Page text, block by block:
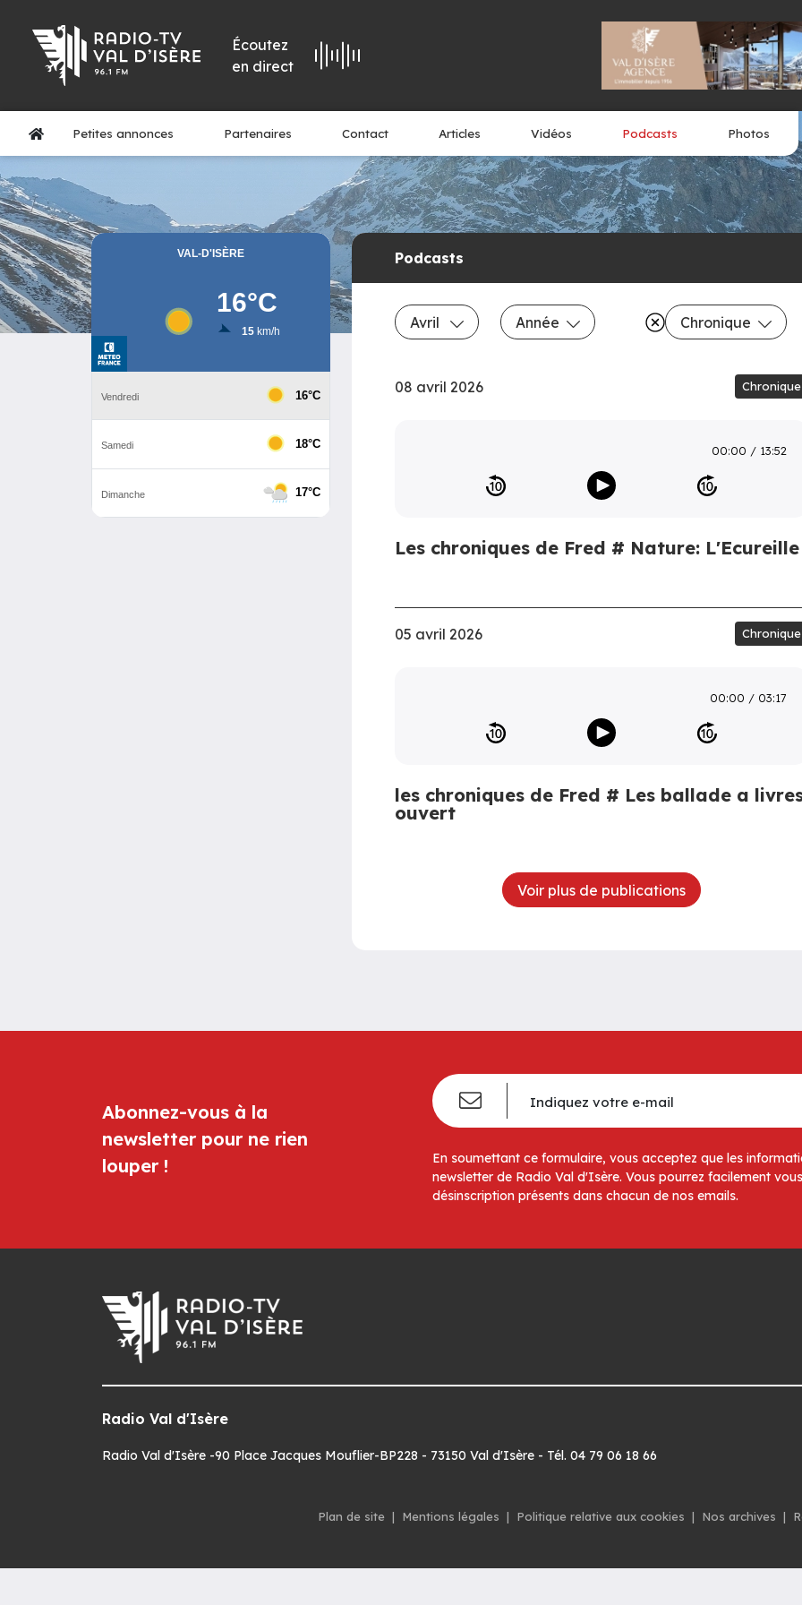
Écoutez
en direct
Petites annonces Partenaires Contact Articles Vidéos Podcasts Photos
Podcasts
Avril Année Chronique
08 avril 2026 Chronique
00:00 13:52
Les chroniques de Fred # Nature: L'Ecureille
05 avril 2026 Chronique
00:00 03:17
les chroniques de Fred # Les ballade a
ouvert
Voir plus de publications
Abonnez-vous à la
newsletter pour ne rien
louper !
En soumettant ce formulaire, vous acceptez que les
newsletter de Radio Val d'Isère. Vous pourrez facilement
désinscription présents dans chacun de nos emails.
Radio Val d'Isère
Radio Val d'Isère -90 Place Jacques Mouflier-BP228 - 73150 Val d'Isère - Tél. 04 79 06 18 66
Plan de site | Mentions légales | Politique relative aux cookies | Nos archives |